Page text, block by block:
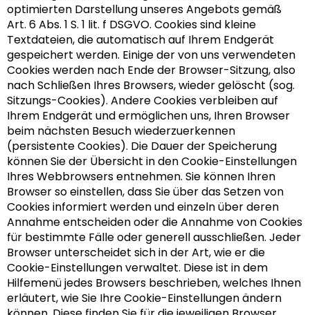
optimierten Darstellung unseres Angebots gemäß
Art. 6 Abs. 1 S. 1 lit. f DSGVO. Cookies sind kleine
Textdateien, die automatisch auf Ihrem Endgerät
gespeichert werden. Einige der von uns verwendeten
Cookies werden nach Ende der Browser-Sitzung, also
nach Schließen Ihres Browsers, wieder gelöscht (sog.
Sitzungs-Cookies). Andere Cookies verbleiben auf
Ihrem Endgerät und ermöglichen uns, Ihren Browser
beim nächsten Besuch wiederzuerkennen
(persistente Cookies). Die Dauer der Speicherung
können Sie der Übersicht in den Cookie-Einstellungen
Ihres Webbrowsers entnehmen. Sie können Ihren
Browser so einstellen, dass Sie über das Setzen von
Cookies informiert werden und einzeln über deren
Annahme entscheiden oder die Annahme von Cookies
für bestimmte Fälle oder generell ausschließen. Jeder
Browser unterscheidet sich in der Art, wie er die
Cookie-Einstellungen verwaltet. Diese ist in dem
Hilfemenü jedes Browsers beschrieben, welches Ihnen
erläutert, wie Sie Ihre Cookie-Einstellungen ändern